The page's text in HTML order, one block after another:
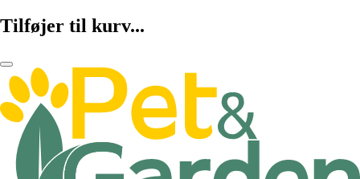
Tilføjer til kurv...